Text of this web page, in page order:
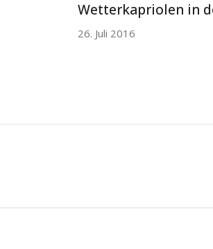
Wetterkapriolen in
26. Juli 2016